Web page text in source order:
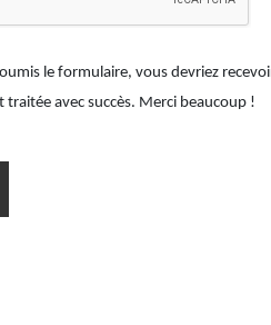
le formulaire, vous devriez
traitée avec succès. Merci beaucoup !